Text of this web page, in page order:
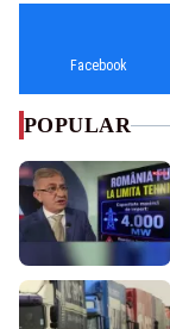
Facebook
POPULAR